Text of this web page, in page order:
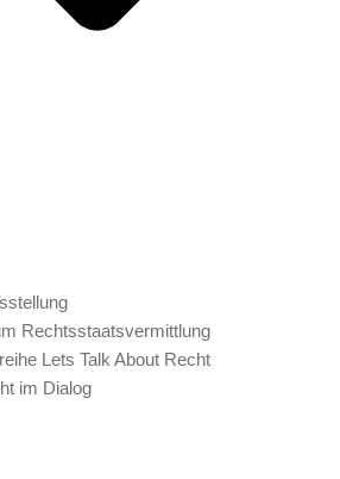
Rechtsstaatsvermittlung
Lets Talk About Recht
im Dialog